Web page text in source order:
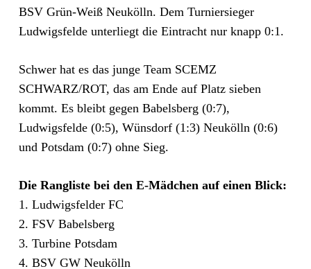
BSV Grün-Weiß Neukölln. Dem Turniersieger
Ludwigsfelde unterliegt die Eintracht nur knapp 0:1.
Schwer hat es das junge Team SCEMZ
SCHWARZ/ROT, das am Ende auf Platz sieben
kommt. Es bleibt gegen Babelsberg (0:7),
Ludwigsfelde (0:5), Wünsdorf (1:3) Neukölln (0:6)
und Potsdam (0:7) ohne Sieg.
Die Rangliste bei den E-Mädchen auf einen Blick:
1. Ludwigsfelder FC
2. FSV Babelsberg
3. Turbine Potsdam
4. BSV GW Neukölln